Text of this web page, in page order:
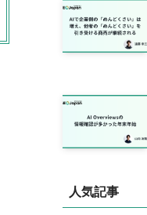
人気記事